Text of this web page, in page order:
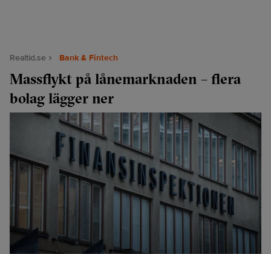
Realtid.se Bank & Fintech
Massflykt på lånemarknaden – flera
bolag lägger ner